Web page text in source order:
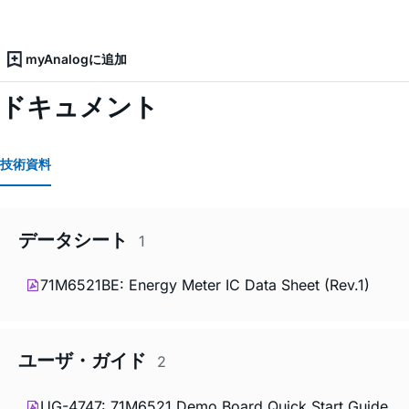
myAnalogに追加
ドキュメント
技術資料
データシート 1
71M6521BE: Energy Meter IC Data Sheet (Rev.1)
ユーザ・ガイド 2